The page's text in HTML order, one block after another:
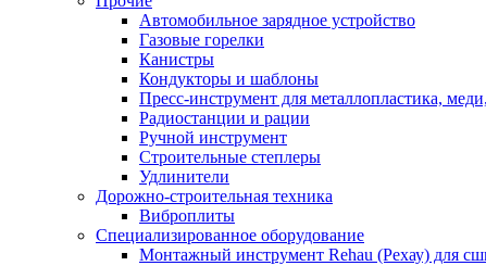
Автомобильное зарядное устройство
Газовые горелки
Канистры
Кондукторы и шаблоны
Пресс-инструмент для металлопластика,
Радиостанции и рации
Ручной инструмент
Строительные степлеры
Удлинители
Дорожно-строительная техника
Виброплиты
Специализированное оборудование
Монтажный инструмент Rehau (Рехау) для